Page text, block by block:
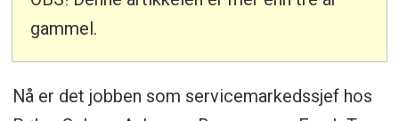
gammel.
Nå er det jobben som servicemarkedssjef hos